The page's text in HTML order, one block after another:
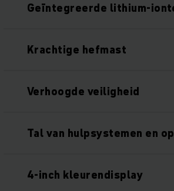
Geïntegreerde lithium-
Krachtige hefmast
Verhoogde veiligheid
Tal van hulpsystemen en
4-inch kleurendisplay